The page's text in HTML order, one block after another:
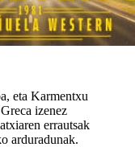
eta Karmentxu
izenez
errautsak
arduradunak.